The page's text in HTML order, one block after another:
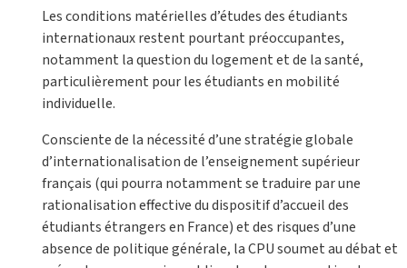
Les conditions matérielles d’études des étudiants
internationaux restent pourtant préoccupantes,
notamment la question du logement et de la santé,
particulièrement pour les étudiants en mobilité
individuelle.
Consciente de la nécessité d’une stratégie globale
d’internationalisation de l’enseignement supérieur
français (qui pourra notamment se traduire par une
rationalisation effective du dispositif d’accueil des
étudiants étrangers en France) et des risques d’une
absence de politique générale, la CPU soumet au débat et